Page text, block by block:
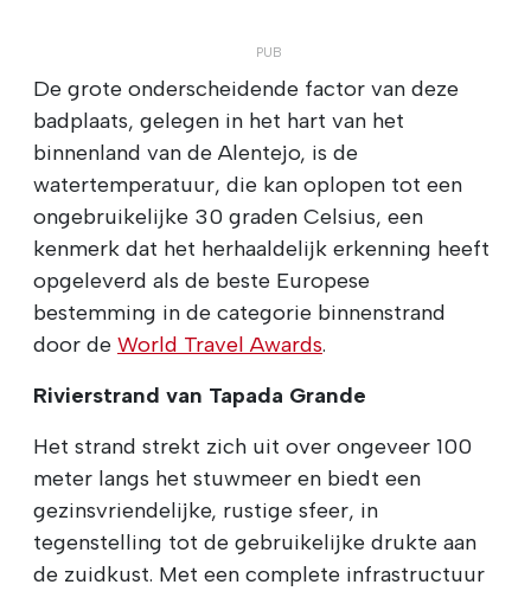
De grote onderscheidende factor van deze
badplaats, gelegen in het hart van het
binnenland van de Alentejo, is de
watertemperatuur, die kan oplopen tot een
ongebruikelijke 30 graden Celsius, een
kenmerk dat het herhaaldelijk erkenning heeft
opgeleverd als de beste Europese
bestemming in de categorie binnenstrand
door de World Travel Awards.
Rivierstrand van Tapada Grande
Het strand strekt zich uit over ongeveer 100
meter langs het stuwmeer en biedt een
gezinsvriendelijke, rustige sfeer, in
tegenstelling tot de gebruikelijke drukte aan
de zuidkust. Met een complete infrastructuur